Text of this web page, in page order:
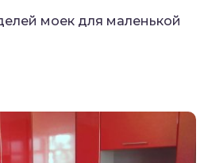
моек для маленькой